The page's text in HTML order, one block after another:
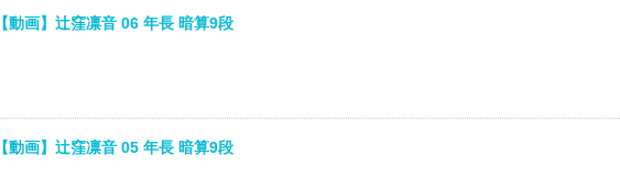
【動画】辻窪凛音 06 年長 暗算9段
【動画】辻窪凛音 05 年長 暗算9段